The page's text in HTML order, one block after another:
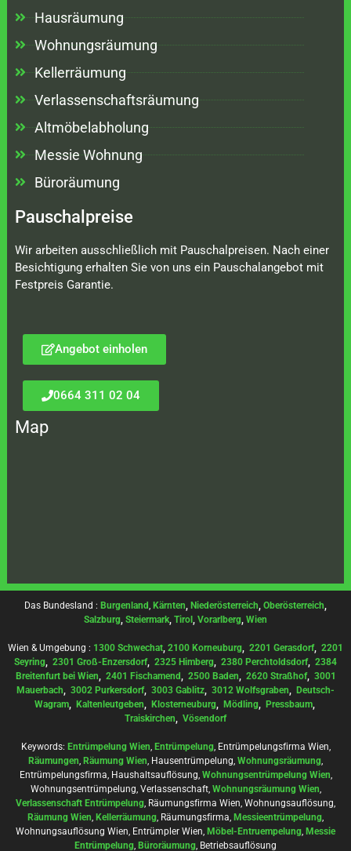
Hausräumung
Wohnungsräumung
Kellerräumung
Verlassenschaftsräumung
Altmöbelabholung
Messie Wohnung
Büroräumung
Pauschalpreise
Wir arbeiten ausschließlich mit Pauschalpreisen. Nach einer
Besichtigung erhalten Sie von uns ein Pauschalangebot mit
Festpreis Garantie.
Angebot einholen
0664 311 02 04
Map
Das Bundesland : Burgenland, Kärnten, Niederösterreich, Oberösterreich,
Salzburg, Steiermark, Tirol , Vorarlberg, Wien
Wien & Umgebung : 1300 Schwechat, 2100 Korneuburg, 2201 Gerasdorf, 2201
Seyring, 2301 Groß-Enzersdorf, 2325 Himberg, 2380 Perchtoldsdorf, 2384
Breitenfurt bei Wien, 2401 Fischamend, 2500 Baden, 2620 Straßhof, 3001
Mauerbach, 3002 Purkersdorf, 3003 Gablitz, 3012 Wolfsgraben, Deutsch-
Wagram, Kaltenleutgeben, Klosterneuburg, Mödling, Pressbaum,
Traiskirchen, Vösendorf
Keywords: Entrümpelung Wien, Entrümpelung, Entrümpelungsfirma Wien,
Räumungen, Räumung Wien, Hausentrümpelung, Wohnungsräumung,
Entrümpelungsfirma, Haushaltsauflösung, Wohnungsentrümpelung Wien,
Wohnungsentrümpelung, Verlassenschaft, Wohnungsräumung Wien,
Verlassenschaft Entrümpelung, Räumungsfirma Wien, Wohnungsauflösung,
Räumung Wien, Kellerräumung, Räumungsfirma, Messieentrümpelung,
Wohnungsauflösung Wien, Entrümpler Wien, Möbel-Entruempelung, Messie
Entrümpelung, Büroräumung, Betriebsauflösung